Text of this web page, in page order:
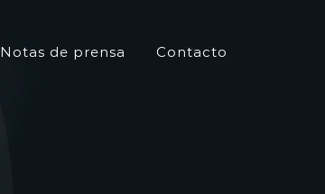
Notas de prensa Contacto